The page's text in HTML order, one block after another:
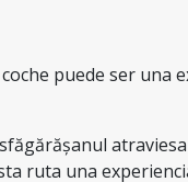
puede ser una
ruta una